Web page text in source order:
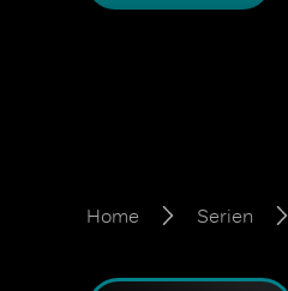
Home Serien